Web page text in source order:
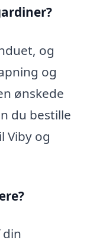
og
og
ønskede
du bestille
Viby og